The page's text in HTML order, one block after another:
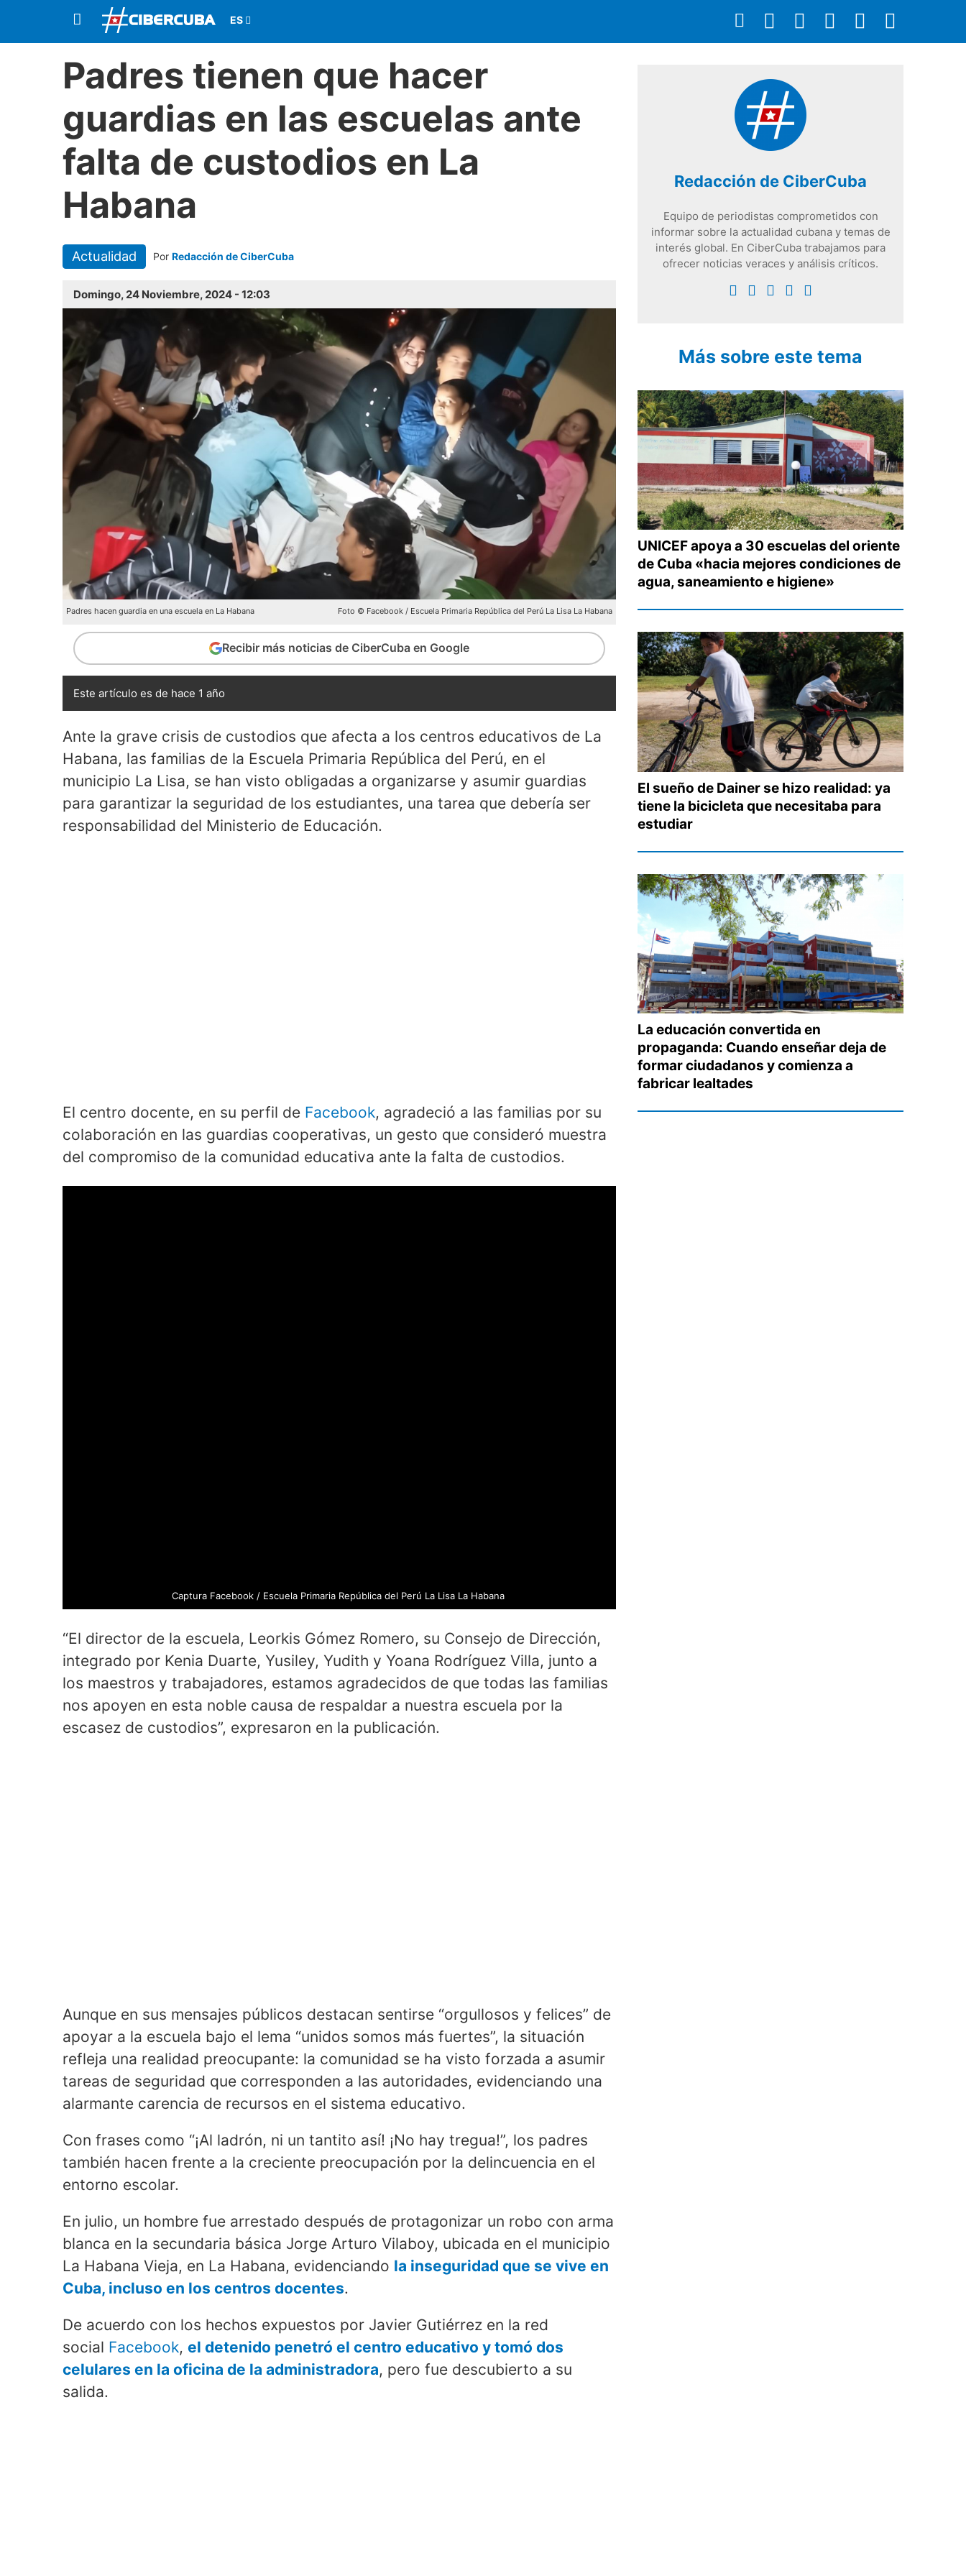
Padres tienen que hacer
guardias en las escuelas ante
falta de custodios en La
Habana
Actualidad Por Redacción de CiberCuba
Domingo, 24 Noviembre, 2024 - 12:03
Padres hacen guardia en una escuela en La Habana Foto © Facebook / Escuela Primaria República del Perú La Lisa La Habana
Recibir más noticias de CiberCuba en Google
Este artículo es de hace 1 año
Ante la grave crisis de custodios que afecta a los centros educativos de La
Habana, las familias de la Escuela Primaria República del Perú, en el
municipio La Lisa, se han visto obligadas a organizarse y asumir guardias
para garantizar la seguridad de los estudiantes, una tarea que debería ser
responsabilidad del Ministerio de Educación.
El centro docente, en su perfil de Facebook, agradeció a las familias por su
colaboración en las guardias cooperativas, un gesto que consideró muestra
del compromiso de la comunidad educativa ante la falta de custodios.
Captura Facebook / Escuela Primaria República del Perú La Lisa La Habana
“El director de la escuela, Leorkis Gómez Romero, su Consejo de Dirección,
integrado por Kenia Duarte, Yusiley, Yudith y Yoana Rodríguez Villa, junto a
los maestros y trabajadores, estamos agradecidos de que todas las familias
nos apoyen en esta noble causa de respaldar a nuestra escuela por la
escasez de custodios”, expresaron en la publicación.
Aunque en sus mensajes públicos destacan sentirse “orgullosos y felices” de
apoyar a la escuela bajo el lema “unidos somos más fuertes”, la situación
refleja una realidad preocupante: la comunidad se ha visto forzada a asumir
tareas de seguridad que corresponden a las autoridades, evidenciando una
alarmante carencia de recursos en el sistema educativo.
Con frases como “¡Al ladrón, ni un tantito así! ¡No hay tregua!”, los padres
también hacen frente a la creciente preocupación por la delincuencia en el
entorno escolar.
En julio, un hombre fue arrestado después de protagonizar un robo con arma
blanca en la secundaria básica Jorge Arturo Vilaboy, ubicada en el municipio
La Habana Vieja, en La Habana, evidenciando la inseguridad que se vive en
Cuba, incluso en los centros docentes.
De acuerdo con los hechos expuestos por Javier Gutiérrez en la red
social Facebook, el detenido penetró el centro educativo y tomó dos
celulares en la oficina de la administradora, pero fue descubierto a su
salida.
Redacción de CiberCuba
Equipo de periodistas comprometidos con
informar sobre la actualidad cubana y temas de
interés global. En CiberCuba trabajamos para
ofrecer noticias veraces y análisis críticos.
Más sobre este tema
UNICEF apoya a 30 escuelas del oriente
de Cuba «hacia mejores condiciones de
agua, saneamiento e higiene»
El sueño de Dainer se hizo realidad: ya
tiene la bicicleta que necesitaba para
estudiar
La educación convertida en
propaganda: Cuando enseñar deja de
formar ciudadanos y comienza a
fabricar lealtades